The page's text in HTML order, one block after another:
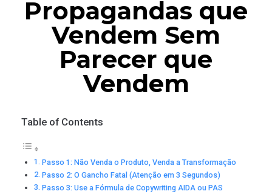
Propagandas que
Vendem Sem
Parecer que
Vendem
Table of Contents
Passo 1: Não Venda o Produto, Venda a Transformação
Passo 2: O Gancho Fatal (Atenção em 3 Segundos)
Passo 3: Use a Fórmula de Copywriting AIDA ou PAS